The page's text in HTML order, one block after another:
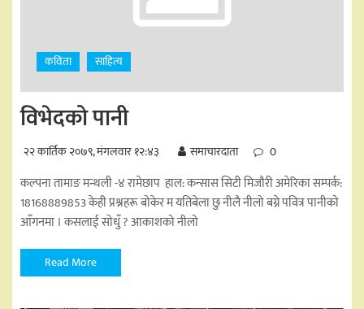
कविता साहित्य
विभेदको पानी
२२ कार्तिक २०७९, मंगलवार १२:४३ समाचारदाता 0
कल्पना तामाङ मन्थली -४ रामेछाप हाल: कन्सास सिटी मिजाैरी अमेरिका सम्पर्क:
18168889853 केही प्रश्नहरू बोकेर म यतिबेला छु नीलै नीलो बग्ने पवित्र पानीको
आँगनमा । कसलाई सोधुँ ? आकाशको नीलो
Read More